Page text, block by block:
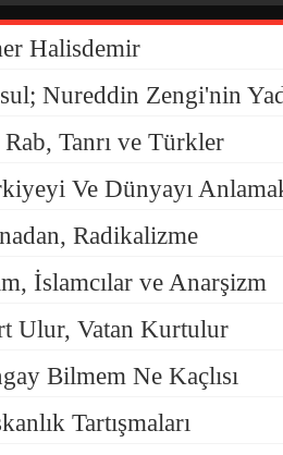
Halisdemir
Nureddin Zengi'nin
Rab, Tanrı ve Türkler
Ve Dünyayı
Radikalizme
İslamcılar ve Anarşizm
Ulur, Vatan Kurtulur
Bilmem Ne Kaçlısı
Tartışmaları